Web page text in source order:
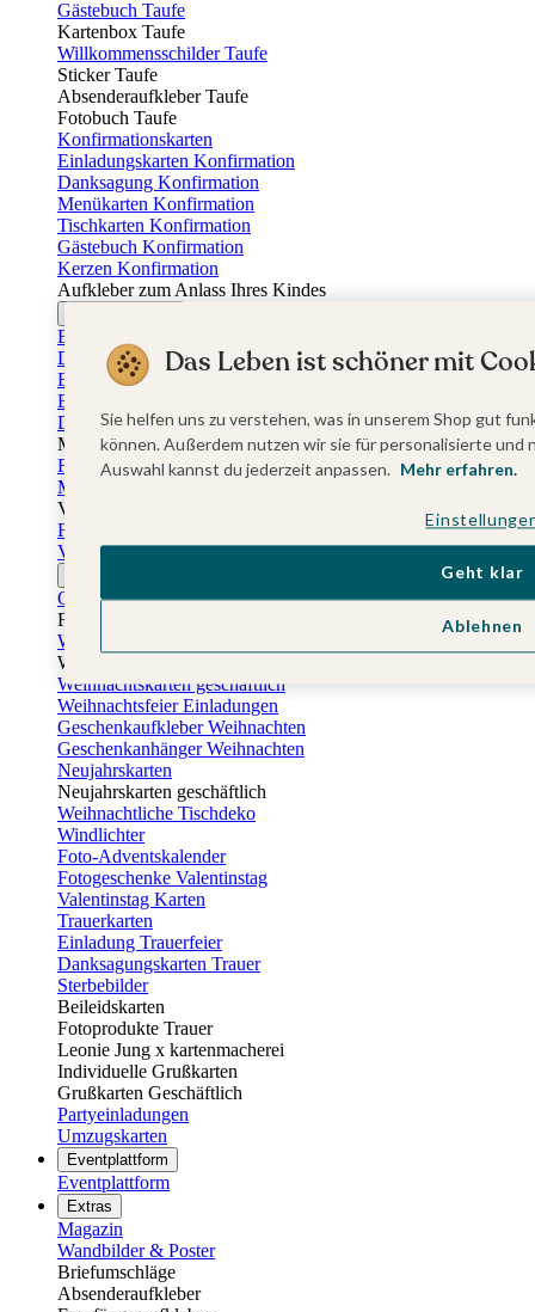
Gästebuch Taufe
Kartenbox Taufe
Willkommensschilder Taufe
Sticker Taufe
Absenderaufkleber Taufe
Fotobuch Taufe
Konfirmationskarten
Einladungskarten Konfirmation
Danksagung Konfirmation
Menükarten Konfirmation
Tischkarten Konfirmation
Gästebuch Konfirmation
Kerzen Konfirmation
Aufkleber zum Anlass Ihres Kindes
Einladungskarten Firmung
Dankeskarten Firmung
Einschulungskarten
Einladungskarten Einschulung
Danksagung Einschulung
Muttertag
Fotogeschenke Muttertag
Muttertagskarten
Vatertag
Fotogeschenke Vatertag
Vatertagskarten
Osterkarten
Fotogeschenke zu Ostern
Weihnachtskarten
Weihnachtskarten selbst gestalten
Weihnachtskarten geschäftlich
Weihnachtsfeier Einladungen
Geschenkaufkleber Weihnachten
Geschenkanhänger Weihnachten
Neujahrskarten
Neujahrskarten geschäftlich
Weihnachtliche Tischdeko
Windlichter
Foto-Adventskalender
Fotogeschenke Valentinstag
Valentinstag Karten
Trauerkarten
Einladung Trauerfeier
Danksagungskarten Trauer
Sterbebilder
Beileidskarten
Fotoprodukte Trauer
Leonie Jung x kartenmacherei
Individuelle Grußkarten
Grußkarten Geschäftlich
Partyeinladungen
Umzugskarten
Eventplattform
Eventplattform
Extras
Magazin
Wandbilder & Poster
Briefumschläge
Absenderaufkleber
Das Leben ist schöner mit
Sie helfen uns zu verstehen, was in unserem Shop gut
können. Außerdem nutzen wir sie für personalisierte
Auswahl kannst du jederzeit anpassen. Mehr erfahren.
Ablehnen
Geht klar